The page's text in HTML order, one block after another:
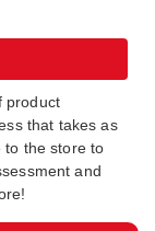
product
that takes as
to the store to
and